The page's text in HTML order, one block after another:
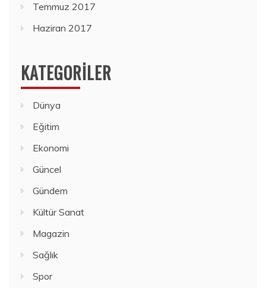
Temmuz 2017
Haziran 2017
KATEGORILER
Dünya
Eğitim
Ekonomi
Güncel
Gündem
Kültür Sanat
Magazin
Sağlık
Spor